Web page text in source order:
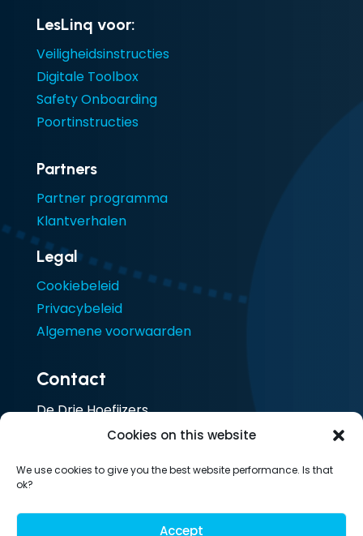
Cookies on this website
We use cookies to give you the best website performance. Is that
ok?
Accept
LesLinq voor:
Veiligheidsinstructies
Digitale Toolbox
Safety Onboarding
Poortinstructies
Partners
Partner programma
Klantverhalen
Legal
Cookiebeleid
Privacybeleid
Algemene voorwaarden
Contact
De Drie Hoefijzers
Ceresstraat 13
Nederland